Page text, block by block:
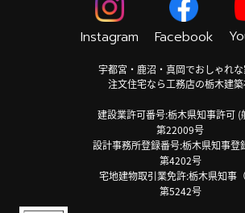
Instagram Facebook
宇都宮・鹿沼・真岡でおしゃれ
注文住宅なら工務店の栃木建
建設業許可番号:栃木県知事許可 (
第22009号
設計事務所登録番号:栃木県知事登
第4202号
宅地建物取引業免許:栃木県知事（
第5242号